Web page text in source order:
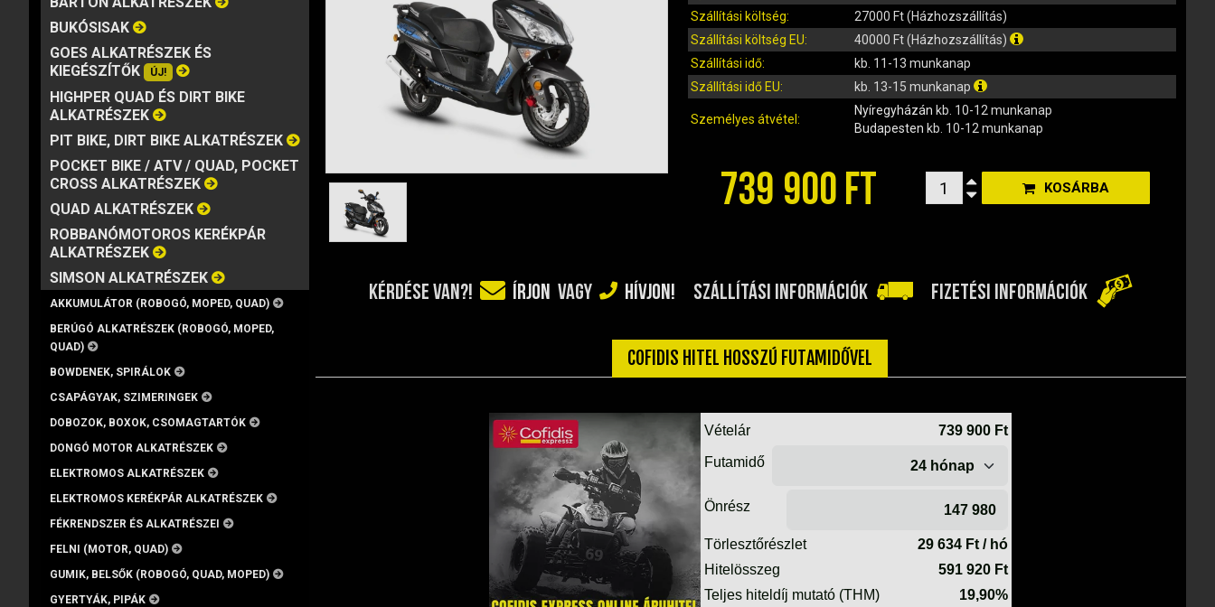
MÁRKA VISZKOZITÁS
BUKÓSISAK
GOES ALKATRÉSZEK ÉS
KIEGÉSZÍTŐK
ÚJ!
HIGHPER QUAD ÉS DIRT BIKE
ALKATRÉSZEK
PIT BIKE, DIRT BIKE ALKATRÉSZEK
POCKET BIKE / ATV / QUAD, POCKET
CROSS ALKATRÉSZEK
QUAD ALKATRÉSZEK
ROBBANÓMOTOROS KERÉKPÁR
ALKATRÉSZEK
SIMSON ALKATRÉSZEK
AKKUMULÁTOR (ROBOGÓ, MOPED, QUAD)
BERÚGÓ ALKATRÉSZEK (ROBOGÓ, MOPED,
QUAD)
BOWDENEK, SPIRÁLOK
CSAPÁGYAK, SZIMERINGEK
DOBOZOK, BOXOK, CSOMAGTARTÓK
DONGÓ MOTOR ALKATRÉSZEK
ELEKTROMOS ALKATRÉSZEK
ELEKTROMOS KERÉKPÁR ALKATRÉSZEK
FÉKRENDSZER ÉS ALKATRÉSZEI
FELNI (MOTOR, QUAD)
GUMIK, BELSŐK (ROBOGÓ, QUAD, MOPED)
GYERTYÁK, PIPÁK
Szállítási költség:
27000 Ft (Házhozszállítás)
Szállítási költség EU:
40000 Ft (Házhozszállítás)
Szállítási idő:
kb. 11-13 munkanap
Szállítási idő EU:
kb. 13-15 munkanap
Személyes átvétel:
Nyíregyházán kb. 10-12 munkanap
Budapesten kb. 10-12 munkanap
739 900 FT KOSÁRBA
KÉRDÉSE VAN?! ÍRJON VAGY HÍVJON! SZÁLLÍTÁSI INFORMÁCIÓK FIZETÉSI INFORMÁCIÓK
COFIDIS HITEL HOSSZÚ FUTAMIDŐVEL